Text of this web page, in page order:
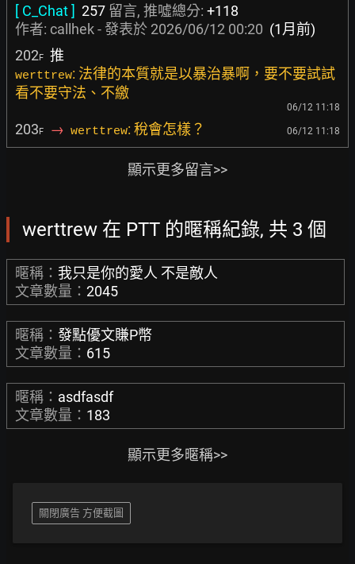
[ C_Chat ] 257 留言, 推噓總分: +118
作者: callhek- 發表於 2026/06/12 00:20 (1月前)
202F 推
werttrew: 法律的本質就是以暴治暴啊，要不要試試
看不要守法、不繳
06/12 11:18
203F → werttrew: 稅會怎樣？ 06/12 11:18
顯示更多留言>>
werttrew 在 PTT 的暱稱紀錄, 共 3 個
暱稱： 我只是你的愛人 不是敵人
文章數量： 2045
暱稱： 發點優文賺P幣
文章數量： 615
暱稱： asdfasdf
文章數量： 183
顯示更多暱稱>>
關閉廣告 方便截圖